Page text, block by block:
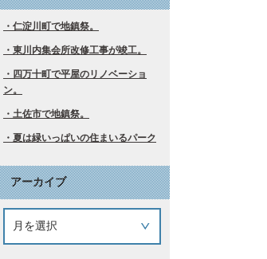
仁淀川町で地鎮祭。
東川内集会所改修工事が竣工。
四万十町で平屋のリノベーショ
ン。
土佐市で地鎮祭。
夏は緑いっぱいの住まいるパーク
アーカイブ